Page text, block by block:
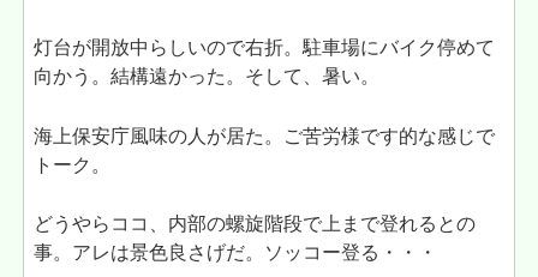
灯台が開放中らしいので右折。駐車場にバイク停めて
向かう。結構遠かった。そして、暑い。
海上保安庁風味の人が居た。ご苦労様です的な感じで
トーク。
どうやらココ、内部の螺旋階段で上まで登れるとの
事。アレは景色良さげだ。ソッコー登る・・・